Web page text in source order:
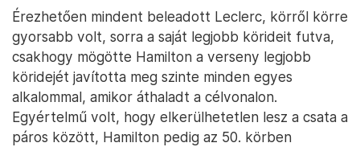
Érezhetően mindent beleadott Leclerc, körről körre
gyorsabb volt, sorra a saját legjobb körideit futva,
csakhogy mögötte Hamilton a verseny legjobb
köridejét javította meg szinte minden egyes
alkalommal, amikor áthaladt a célvonalon.
Egyértelmű volt, hogy elkerülhetetlen lesz a csata a
páros között, Hamilton pedig az 50. körben